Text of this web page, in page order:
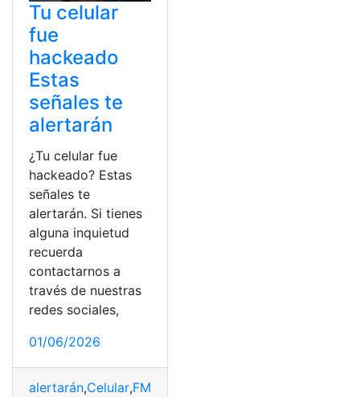
Tu celular
fue
hackeado
Estas
señales te
alertarán
¿Tu celular fue
hackeado? Estas
señales te
alertarán. Si tienes
alguna inquietud
recuerda
contactarnos a
través de nuestras
redes sociales,
01/06/2026
alertarán,Celular,FM